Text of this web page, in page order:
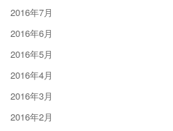
2016年7月
2016年6月
2016年5月
2016年4月
2016年3月
2016年2月